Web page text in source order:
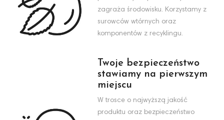
zagraża środowisku. Korzystamy z
surowców wtórnych oraz
komponentów z recyklingu.
Twoje bezpieczeństwo
stawiamy na pierwszym
miejscu
W trosce o najwyższą jakość
produktu oraz bezpieczeństwo